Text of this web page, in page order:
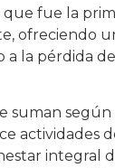
que fue la
ofreciendo
a la pérdida de
suman según
actividades
integral